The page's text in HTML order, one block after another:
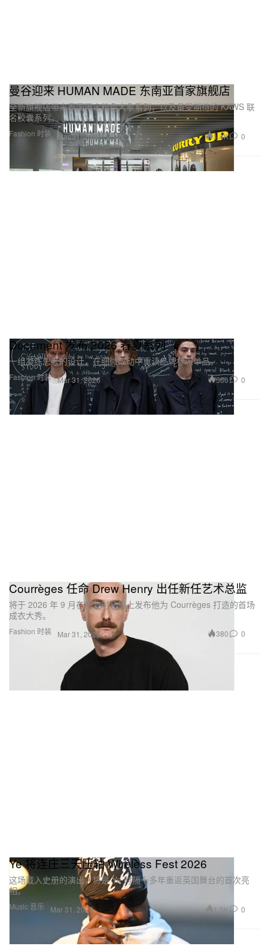
Fashion 时装
曼谷迎来 HUMAN MADE 东南亚首家旗舰店
全新旗舰店带来泰国限定粉色大象系列，以及备受期待的 KAWS 联
名胶囊系列。
Mar 31, 2026 1.4K 0
Fashion 时装
Document 发布 2026 春夏系列
一组凝练思考的设计，在细微改动中重读品牌标志单品。
Mar 31, 2026 566 0
Fashion 时装
Courrèges 任命 Drew Henry 出任新任艺术总监
将于 2026 年 9 月在巴黎时装周上发布他为 Courrèges 打造的首场
成衣大秀。
Mar 31, 2026 380 0
Music 音乐
Ye 将连庄三天压轴 Wireless Fest 2026
这场载入史册的演出，将是 Ye 时隔十多年重返英国舞台的首次亮
相。
Mar 31, 2026 1.5K 0